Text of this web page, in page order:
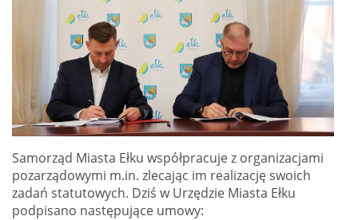
Samorząd Miasta Ełku współpracuje z organizacjami
pozarządowymi m.in. zlecając im realizację swoich
zadań statutowych. Dziś w Urzędzie Miasta Ełku
podpisano następujące umowy: